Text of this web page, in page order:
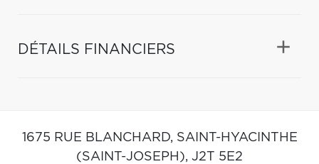
DÉTAILS FINANCIERS
1675 RUE BLANCHARD, SAINT-HYACINTHE
(SAINT-JOSEPH), J2T 5E2